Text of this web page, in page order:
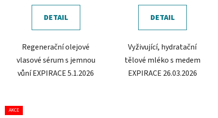
DETAIL
Regenerační olejové
vlasové sérum s jemnou
vůní EXPIRACE 5.1.2026
DETAIL
Vyživující, hydratační
tělové mléko s medem
EXPIRACE 26.03.2026
AKCE